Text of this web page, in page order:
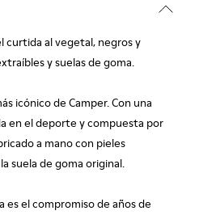
curtida al vegetal, negros y
y suelas de goma.
icónico de Camper. Con una
en el deporte y compuesta por
a mano con pieles
suela de goma original.
es el compromiso de años de